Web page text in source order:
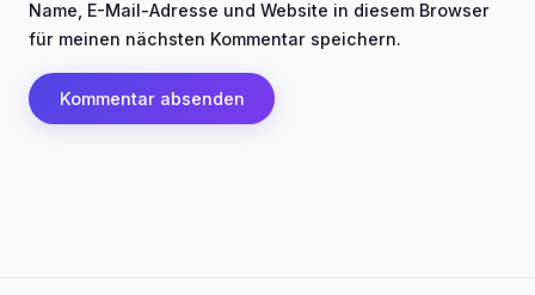
Name, E-Mail-Adresse und Website in diesem Browser
für meinen nächsten Kommentar speichern.